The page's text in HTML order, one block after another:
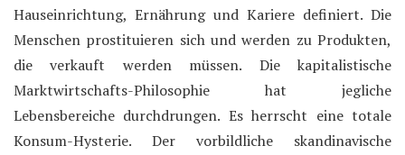
Hauseinrichtung, Ernährung und Kariere definiert. Die
Menschen prostituieren sich und werden zu Produkten,
die verkauft werden müssen. Die kapitalistische
Marktwirtschafts-Philosophie hat jegliche
Lebensbereiche durchdrungen. Es herrscht eine totale
Konsum-Hysterie. Der vorbildliche skandinavische